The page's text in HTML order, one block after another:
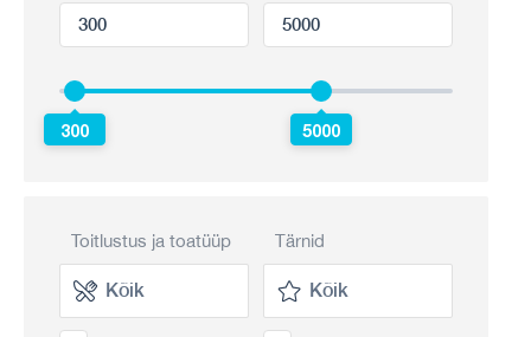
300 5000
Toitlustus ja toatüüp Tärnid